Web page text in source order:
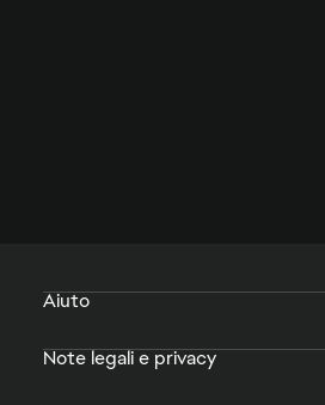
Aiuto
Note legali e privacy